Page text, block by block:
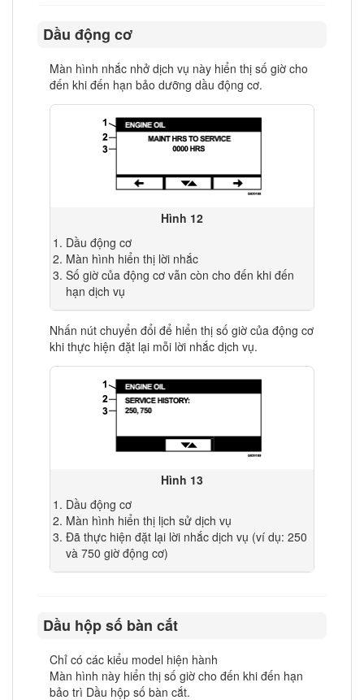
Dầu động cơ
Màn hình nhắc nhở dịch vụ này hiển thị số giờ cho
đến khi đến hạn bảo dưỡng dầu động cơ.
Hình 12
Dầu động cơ
Màn hình hiển thị lời nhắc
Số giờ của động cơ vẫn còn cho đến khi đến
hạn dịch vụ
Nhấn nút chuyển đổi để hiển thị số giờ của động cơ
khi thực hiện đặt lại mỗi lời nhắc dịch vụ.
Hình 13
Dầu động cơ
Màn hình hiển thị lịch sử dịch vụ
Đã thực hiện đặt lại lời nhắc dịch vụ (ví dụ: 250
và 750 giờ động cơ)
Dầu hộp số bàn cắt
Chỉ có các kiểu model hiện hành
Màn hình này hiển thị số giờ cho đến khi đến hạn
bảo trì Dầu hộp số bàn cắt.